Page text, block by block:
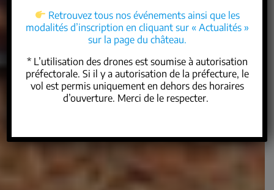
Retrouvez tous nos événements ainsi que les
modalités d’inscription en cliquant sur « Actualités »
sur la page du château.
* L’utilisation des dronesest soumise à autorisation
préfectorale. Si il y a autorisation de la préfecture, le
vol est permis uniquement en dehors des horaires
d’ouverture. Merci de le respecter.